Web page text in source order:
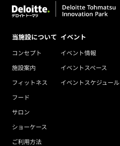
当施設について
コンセプト
施設案内
フィットネス
フード
サロン
ショーケース
ご利用方法
イベント
イベント情報
イベントスペース
イベントスケジュール